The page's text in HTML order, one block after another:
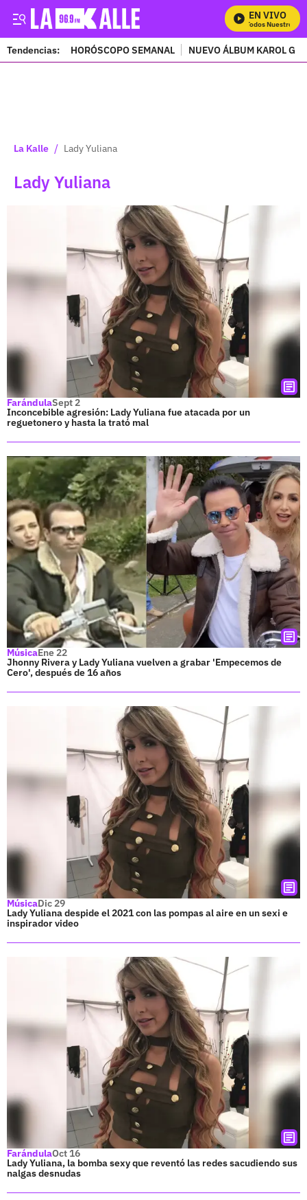
EN VIVO
Mira Todos Nuestros
Tendencias: HORÓSCOPO SEMANAL NUEVO ÁLBUM KAROL G
La Kalle / Lady Yuliana
Lady Yuliana
FarándulaSept 2
Inconcebible agresión: Lady Yuliana fue atacada por un
reguetonero y hasta la trató mal
MúsicaEne 22
Jhonny Rivera y Lady Yuliana vuelven a grabar 'Empecemos de
Cero', después de 16 años
MúsicaDic 29
Lady Yuliana despide el 2021 con las pompas al aire en un sexi e
inspirador video
FarándulaOct 16
Lady Yuliana, la bomba sexy que reventó las redes sacudiendo sus
nalgas desnudas